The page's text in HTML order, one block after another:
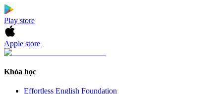
Play store
Apple store
Khóa học
Effortless English Foundation